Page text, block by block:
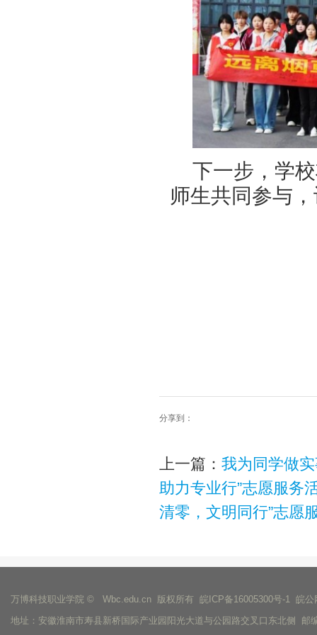
下一步，学
师生共同参与
分享到：
上一篇：我为同学做
助力专业行”志愿服务
清零，文明同行”志愿
万博科技职业学院 © Wbc.edu.cn 版权所有 皖ICP备16005300号-1
皖公
地址：安徽淮南市寿县新桥国际产业园阳光大道与公园路交叉口东北侧